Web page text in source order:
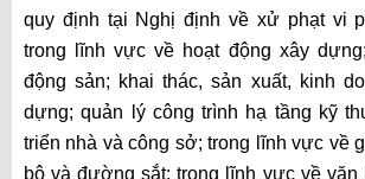
quy định tại Nghị định về xử phạt vi
trong lĩnh vực về hoạt động xây
động sản; khai thác, sản xuất, kinh
dựng; quản lý công trình hạ tầng kỹ
triển nhà và công sở; trong lĩnh vực về
bộ và đường sắt; trong lĩnh vực về văn